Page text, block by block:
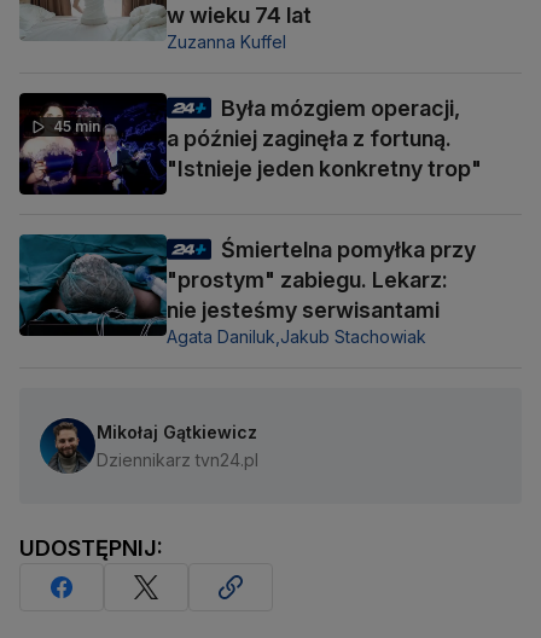
w wieku 74 lat
Zuzanna Kuffel
45 min
Była mózgiem operacji,
a później zaginęła z fortuną.
"Istnieje jeden konkretny trop"
Śmiertelna pomyłka przy
"prostym" zabiegu. Lekarz:
nie jesteśmy serwisantami
Agata Daniluk, Jakub Stachowiak
Mikołaj Gątkiewicz
Dziennikarz tvn24.pl
UDOSTĘPNIJ: